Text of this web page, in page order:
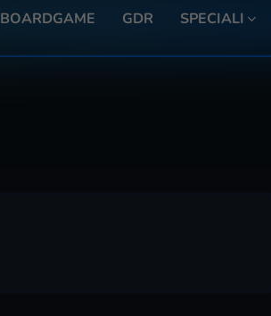
BOARDGAME GDR SPECIALI